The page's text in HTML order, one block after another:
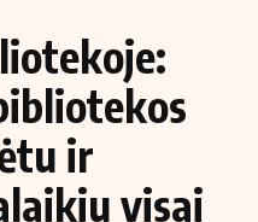
ir
visai